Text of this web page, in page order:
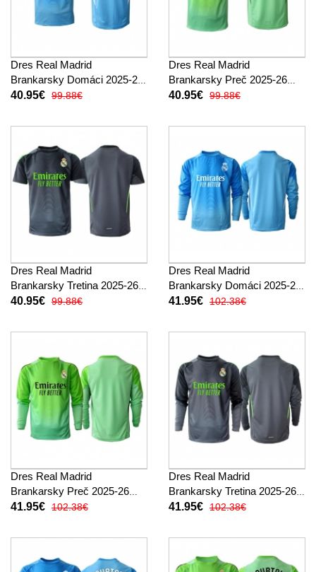
Dres Real Madrid
Brankarsky Domáci 2025-26
Krátky Rukáv
40.95€ 99.88€
Dres Real Madrid
Brankarsky Preč 2025-26
Krátky Rukáv
40.95€ 99.88€
Dres Real Madrid
Brankarsky Tretina 2025-26
Krátky Rukáv
40.95€ 99.88€
Dres Real Madrid
Brankarsky Domáci 2025-26
Dlhy Rukáv
41.95€ 102.38€
Dres Real Madrid
Brankarsky Preč 2025-26
Dlhy Rukáv
41.95€ 102.38€
Dres Real Madrid
Brankarsky Tretina 2025-26
Dlhy Rukáv
41.95€ 102.38€